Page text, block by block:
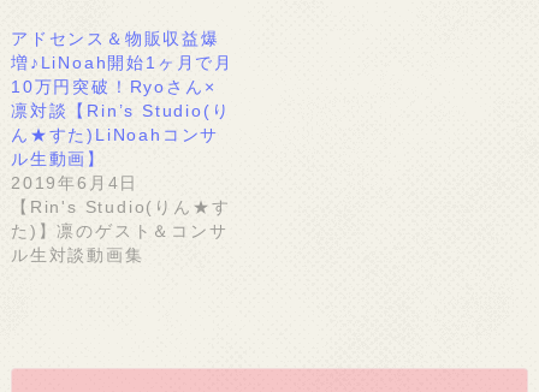
アドセンス＆物販収益爆
増♪LiNoah開始1ヶ月で月
10万円突破！Ryoさん×
凛対談【Rin’s Studio(り
ん★すた)LiNoahコンサ
ル生動画】
2019年6月4日
【Rin's Studio(りん★す
た)】凛のゲスト＆コンサ
ル生対談動画集